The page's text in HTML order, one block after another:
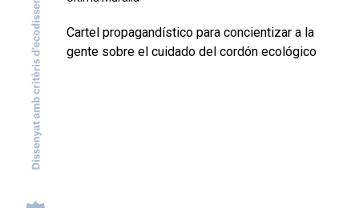
Cartel propagandístico para concientizar a la
gente sobre el cuidado del cordón ecológico